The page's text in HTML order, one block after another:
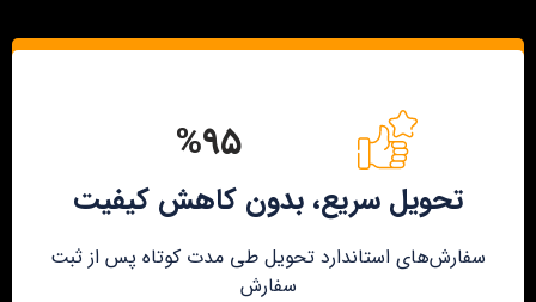
%۹۵
تحویل سریع، بدون کاهش کیفیت
سفارش‌های استاندارد تحویل طی مدت کوتاه پس از ثبت
سفارش